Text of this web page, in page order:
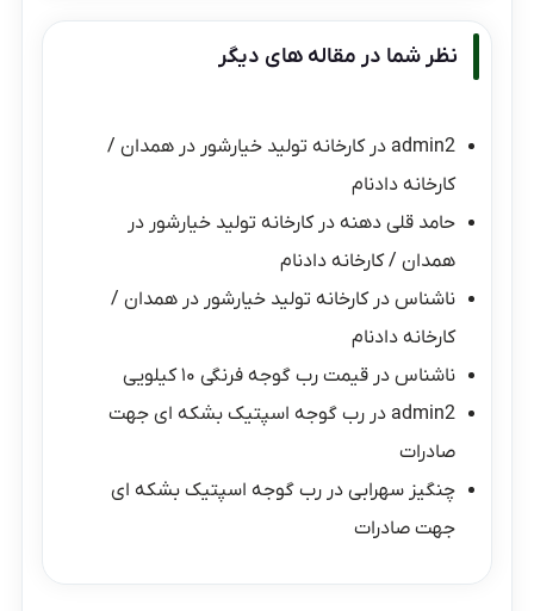
نظر شما در مقاله های دیگر
admin2 درکارخانه تولید خیارشور در همدان /
کارخانه دادنام
حامد قلی دهنه درکارخانه تولید خیارشور در
همدان / کارخانه دادنام
ناشناس درکارخانه تولید خیارشور در همدان /
کارخانه دادنام
ناشناس درقیمت رب گوجه فرنگی ۱۰ کیلویی
admin2 دررب گوجه اسپتیک بشکه ای جهت
صادرات
چنگیز سهرابی دررب گوجه اسپتیک بشکه ای
جهت صادرات